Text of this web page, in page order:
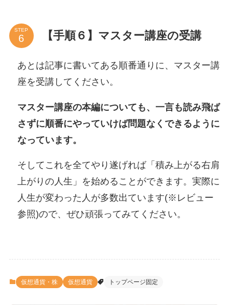
STEP 【手順６】マスター講座の受講
あとは記事に書いてある順番通りに、マスター講
座を受講してください。
マスター講座の本編についても、一言も読み飛ば
さずに順番にやっていけば問題なくできるように
なっています。
そしてこれを全てやり遂げれば「積み上がる右肩
上がりの人生」を始めることができます。実際に
人生が変わった人が多数出ています(※レビュー
参照)ので、ぜひ頑張ってみてください。
仮想通貨・株 仮想通貨 トップページ固定